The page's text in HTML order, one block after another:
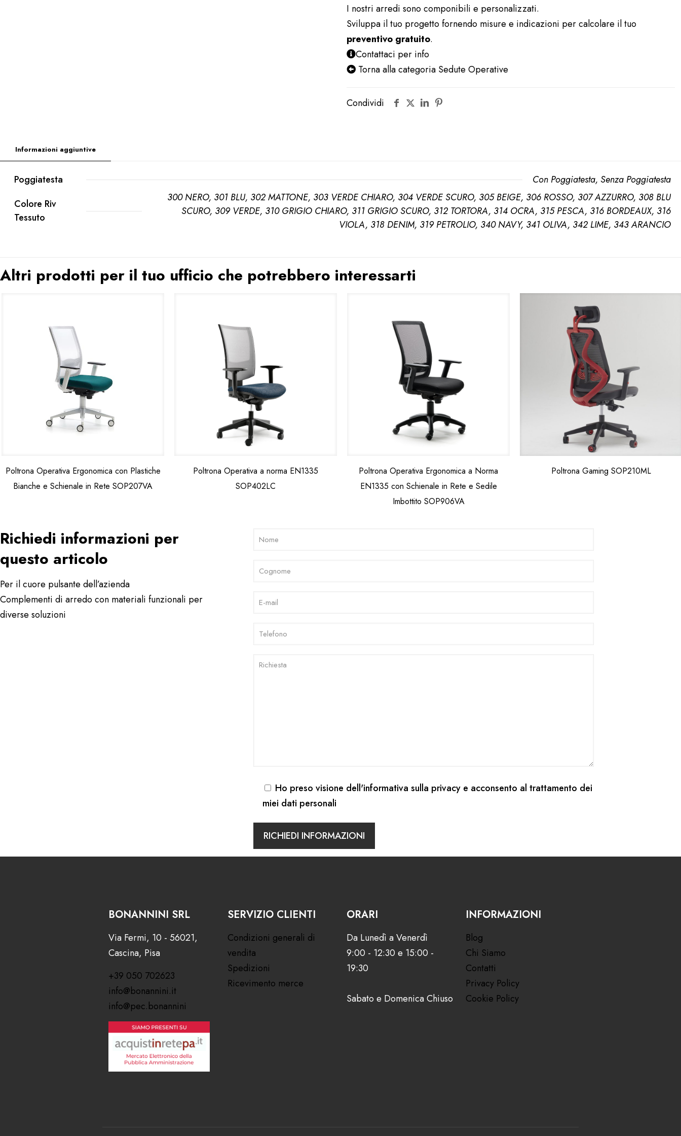
quantità
I nostri arredi sono componibili e personalizzati.
Sviluppa il tuo progetto fornendo misure e indicazioni per calcolare il tuo
preventivo gratuito.
Contattaci per info
Torna alla categoria Sedute Operative
Condividi
Informazioni aggiuntive
Poggiatesta Con Poggiatesta, Senza Poggiatesta
Colore Riv
Tessuto
300 NERO, 301 BLU, 302 MATTONE, 303 VERDE CHIARO, 304 VERDE SCURO, 305 BEIGE, 306 ROSSO, 307 AZZURRO, 308 BLU
SCURO, 309 VERDE, 310 GRIGIO CHIARO, 311 GRIGIO SCURO, 312 TORTORA, 314 OCRA, 315 PESCA, 316 BORDEAUX, 316
VIOLA, 318 DENIM, 319 PETROLIO, 340 NAVY, 341 OLIVA, 342 LIME, 343 ARANCIO
Altri prodotti per il tuo ufficio che potrebbero interessarti
Poltrona Operativa Ergonomica con Plastiche
Bianche e Schienale in Rete SOP207VA
Poltrona Operativa a norma EN1335
SOP402LC
Poltrona Operativa Ergonomica a Norma
EN1335 con Schienale in Rete e Sedile
Imbottito SOP906VA
Poltrona Gaming SOP210ML
Richiedi informazioni per
questo articolo
Per il cuore pulsante dell’azienda
Complementi di arredo con materiali funzionali per
diverse soluzioni
Ho preso visione dell'informativa sulla privacy e acconsento al trattamento dei
miei dati personali
BONANNINI SRL
Via Fermi, 10 - 56021,
Cascina, Pisa
+39 050 702623
info@bonannini.it
info@pec.bonannini
SERVIZIO CLIENTI
Condizioni generali di
vendita
Spedizioni
Ricevimento merce
ORARI
Da Lunedì a Venerdì
9:00 - 12:30 e 15:00 -
19:30
Sabato e Domenica Chiuso
INFORMAZIONI
Blog
Chi Siamo
Contatti
Privacy Policy
Cookie Policy